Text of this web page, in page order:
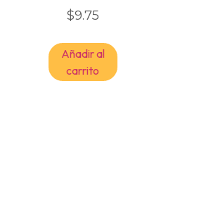
$9.75
Añadir al
carrito